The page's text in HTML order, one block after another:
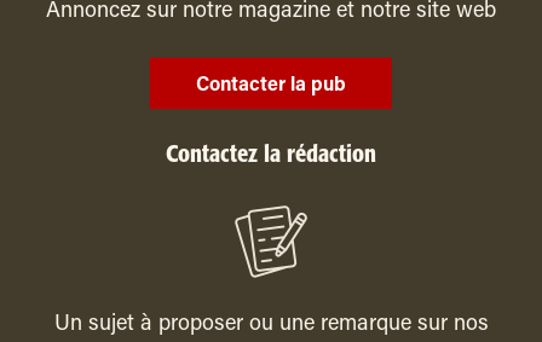
Annoncez sur notre magazine et notre site web
Contacter la pub
Contactez la rédaction
Un sujet à proposer ou une remarque sur nos